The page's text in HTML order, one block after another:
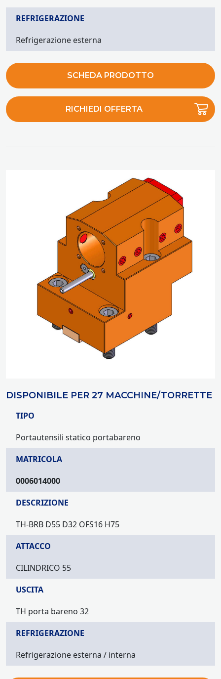
REFRIGERAZIONE
Refrigerazione esterna
SCHEDA PRODOTTO
RICHIEDI OFFERTA
DISPONIBILE PER 27 MACCHINE/TORRETTE
TIPO
Portautensili statico portabareno
MATRICOLA
0006014000
DESCRIZIONE
TH-BRB D55 D32 OFS16 H75
ATTACCO
CILINDRICO 55
USCITA
TH porta bareno 32
REFRIGERAZIONE
Refrigerazione esterna / interna